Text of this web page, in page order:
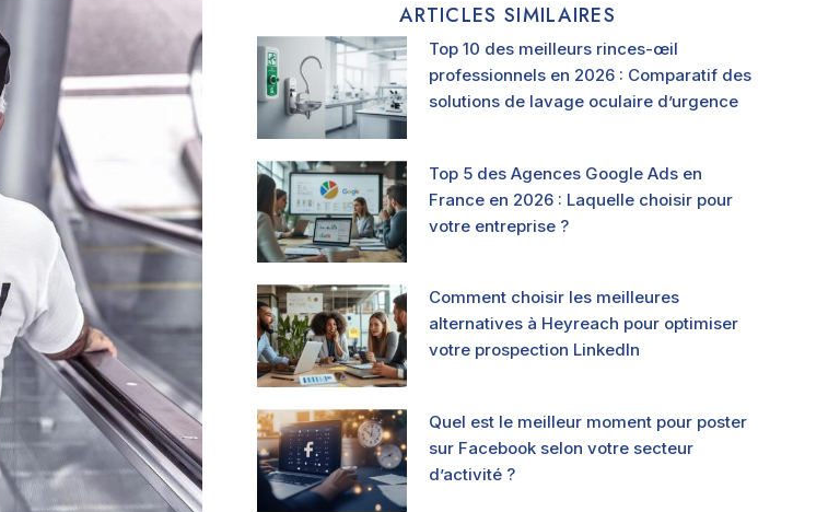
ARTICLES SIMILAIRES
Top 10 des meilleurs rinces-œil
professionnels en 2026 : Comparatif des
solutions de lavage oculaire d’urgence
Top 5 des Agences Google Ads en
France en 2026 : Laquelle choisir pour
votre entreprise ?
Comment choisir les meilleures
alternatives à Heyreach pour optimiser
votre prospection LinkedIn
Quel est le meilleur moment pour poster
sur Facebook selon votre secteur
d’activité ?